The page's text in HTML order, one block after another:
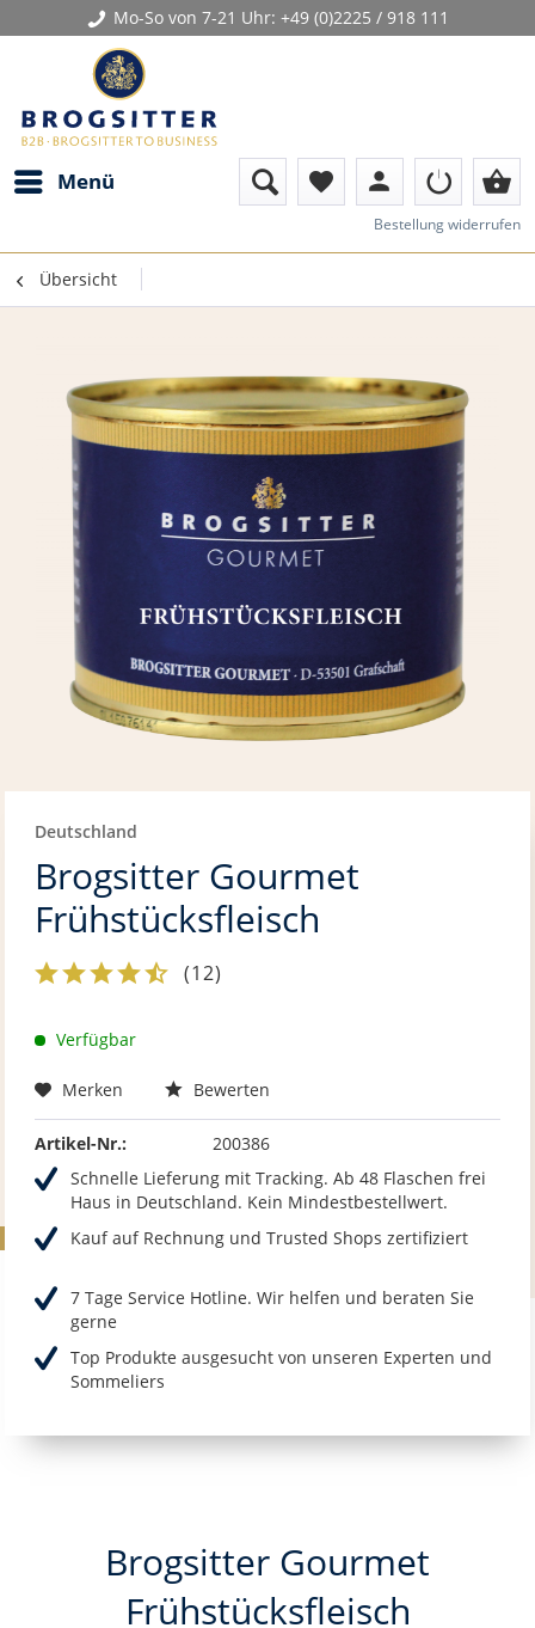
Mo-So von 7-21 Uhr: +49 (0)2225 / 918 111
Menü favorite person shopping_basket
Bestellung widerrufen
Übersicht
Deutschland
Brogsitter Gourmet
Frühstücksfleisch
(12)
Verfügbar
Merken Bewerten
Artikel-Nr.:
200386
Schnelle Lieferung mit Tracking. Ab 48 Flaschen frei
Haus in Deutschland. Kein Mindestbestellwert.
Kauf auf Rechnung und Trusted Shops zertifiziert
7 Tage Service Hotline. Wir helfen und beraten Sie
gerne
Top Produkte ausgesucht von unseren Experten und
Sommeliers
Brogsitter Gourmet
Frühstücksfleisch